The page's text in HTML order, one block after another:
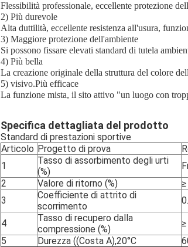
Flessibilità professionale, eccellente protezione
2) Più durevole
Alta duttilità, eccellente resistenza all'usura,
3) Maggiore protezione dell'ambiente
Si possono fissare elevati standard di tutela
4) Più bella
La creazione originale della struttura del colore
5) visivo.Più efficace
La funzione mista, il sito attivo "un luogo con
Specifica dettagliata del prodotto
Standard di prestazioni sportive
Articolo Progetto di prova
1
Tasso di assorbimento degli urti
(%)
2
Valore di ritorno (%)
3
Coefficiente di attrito di
scorrimento
4
Tasso di recupero dalla
compressione (%)
5
Durezza ((Costa A),20°C